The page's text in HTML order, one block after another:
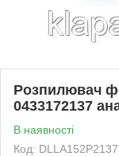
Розпилювач
0433172137
В наявності
Код: DLLA152P2137